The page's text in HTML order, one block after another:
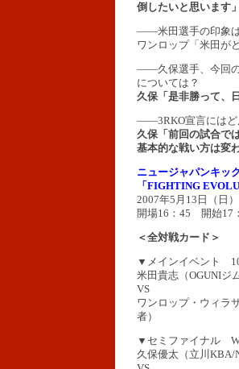
倒したいと思います
――米田選手の印象
ワンロップ「米田が
――久保選手、今回の
については？
久保「是非勝って、
――3RKO宣言にはど
久保「前回の試合で
基本的な戦い方は変
ニュージャパンキッ
「FIGHTING
2007年5月13日（日
開場16：45 開始17
＜全対戦カード＞
▼メインイベント
米田貴志（OGUNIジ
VS
ワンロップ・ウィラ
者）
▼セミファイナル
久保優太（立川KBA/